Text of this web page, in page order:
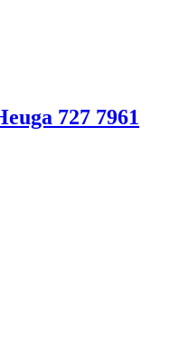
727 7961